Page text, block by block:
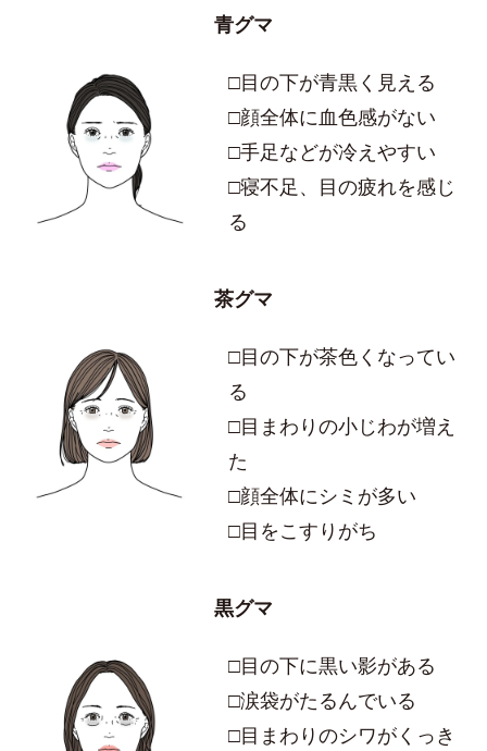
青グマ
□目の下が青黒く見える
□顔全体に血色感がない
□手足などが冷えやすい
□寝不足、目の疲れを感じ
る
茶グマ
□目の下が茶色くなってい
る
□目まわりの小じわが増え
た
□顔全体にシミが多い
□目をこすりがち
黒グマ
□目の下に黒い影がある
□涙袋がたるんでいる
□目まわりのシワがくっき